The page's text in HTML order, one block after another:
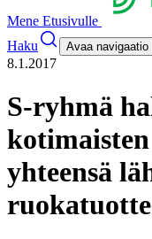
Mene Etusivulle
Haku
Avaa navigaatio
8.1.2017
S-ryhmä
yhteensä